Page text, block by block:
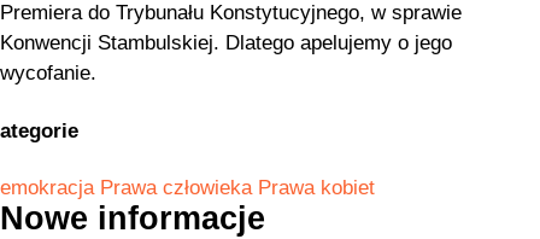
Premiera do Trybunału Konstytucyjnego, w sprawie
Konwencji Stambulskiej. Dlatego apelujemy o jego
wycofanie.
Prawa człowieka Prawa kobiet
Nowe informacje